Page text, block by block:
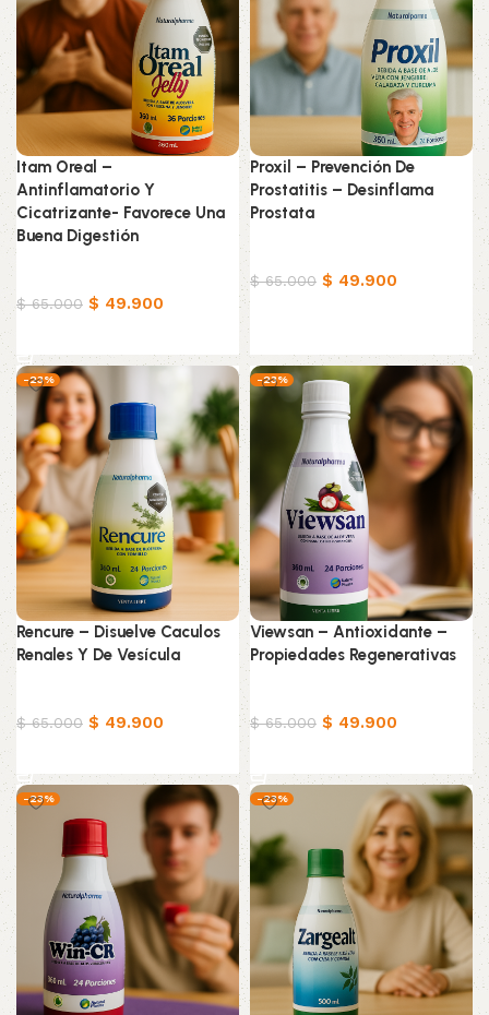
Itam Oreal –
Antinflamatorio Y
Cicatrizante- Favorece Una
Buena Digestión
$65.000 $ 49.900
Proxil – Prevención De
Prostatitis – Desinflama
Prostata
$65.000 $ 49.900
-23%
Rencure – Disuelve Caculos
Renales Y De Vesícula
$65.000 $ 49.900
-23%
Viewsan – Antioxidante –
Propiedades Regenerativas
$65.000 $ 49.900
-23% -23%